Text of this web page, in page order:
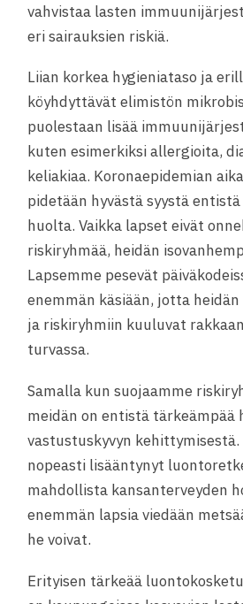
vahvistaa lasten
eri sairauksien riskiä.
Liian korkea hygieniataso ja
köyhdyttävät elimistön
puolestaan lisää
kuten esimerkiksi allergioita,
keliakiaa. Koronaepidemian
pidetään hyvästä syystä
huolta. Vaikka lapset eivät
riskiryhmää, heidän
Lapsemme pesevät
enemmän käsiään, jotta
ja riskiryhmiin kuuluvat
turvassa.
Samalla kun suojaamme
meidän on entistä tärkeämpää
vastustuskyvyn kehittymisestä.
nopeasti lisääntynyt
mahdollista kansanterveyden
enemmän lapsia viedään
he voivat.
Erityisen tärkeää